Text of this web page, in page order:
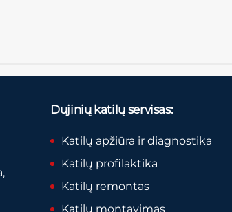
Dujinių katilų servisas:
Katilų apžiūra ir diagnostika
Katilų profilaktika
Katilų remontas
Katilų montavimas